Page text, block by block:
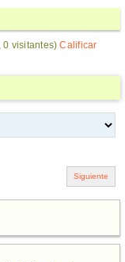
0 visitantes)Calificar